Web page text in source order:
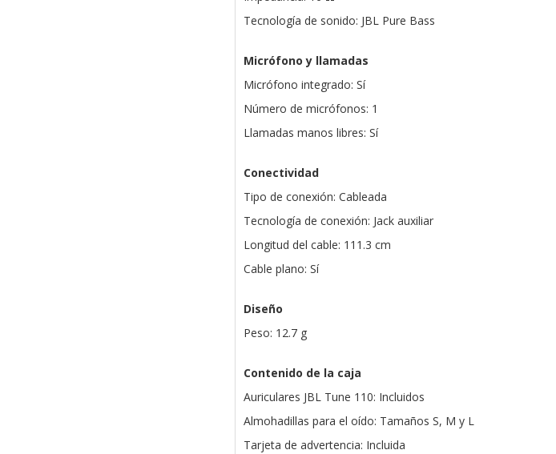
Tecnología de sonido: JBL Pure Bass
Micrófono y llamadas
Micrófono integrado: Sí
Número de micrófonos: 1
Llamadas manos libres: Sí
Conectividad
Tipo de conexión: Cableada
Tecnología de conexión: Jack auxiliar
Longitud del cable: 111.3 cm
Cable plano: Sí
Diseño
Peso: 12.7 g
Contenido de la caja
Auriculares JBL Tune 110: Incluidos
Almohadillas para el oído: Tamaños S, M y L
Tarjeta de advertencia: Incluida